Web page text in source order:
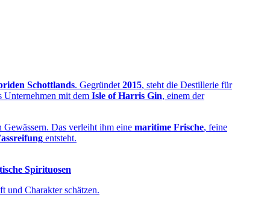
Schottlands. Gegründet 2015, steht die Destillerie für
Unternehmen mit dem Isle of Harris Gin, einem der
Gewässern. Das verleiht ihm eine maritime Frische, feine
entsteht.
Spirituosen
und Charakter schätzen.